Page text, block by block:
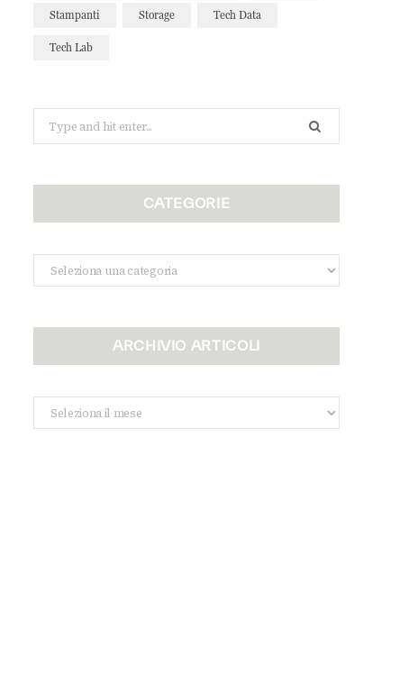
Stampanti Storage Tech Data
Tech Lab
for:
CATEGORIE
Categorie
ARCHIVIO ARTICOLI
Archivio
Articoli